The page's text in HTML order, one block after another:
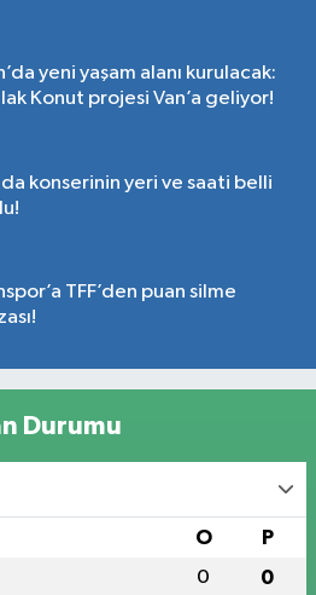
yeni yaşam alanı kurulacak:
Konut projesi Van’a geliyor!
konserinin yeri ve saati belli
TFF’den puan silme
Durumu
O P
0 0